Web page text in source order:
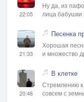
22:05
Ну да, из
лица бабушки
21:33
Песенка
Хорошая
и множество
20:46
В клетке
Стремлению к
совсем с